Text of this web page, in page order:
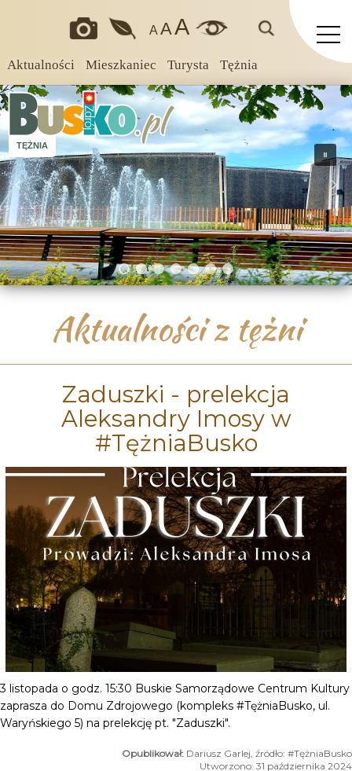
Aktualności Mieszkaniec Turysta Tężnia
A AA
TĘŻNIA
Aktualności z tężni
Zaduszki - prelekcja
Aleksandry Imosy w
#TężniaBusko
3 listopada o godz. 15:30 Buskie Samorządowe Centrum Kultury
zaprasza do Domu Zdrojowego (kompleks #TężniaBusko, ul.
Waryńskiego 5) na prelekcję pt. "Zaduszki".
Dariusz Garlej, źródło: #TężniaBusko
Utworzono: 31 października 2024